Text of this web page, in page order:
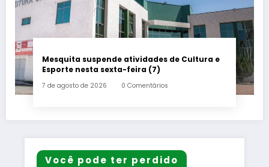
Mesquita suspende atividades de Cultura e
Esporte nesta sexta-feira (7)
7 de agosto de 2026 0 Comentários
Você pode ter perdido